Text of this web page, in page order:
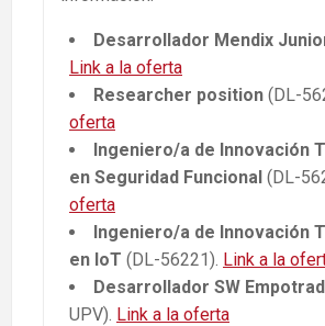
Desarrollador Mendix
Link a la oferta
Researcher position (DL-
oferta
Ingeniero/a de Innovación
en Seguridad Funcional (DL-
oferta
Ingeniero/a de Innovación
en IoT (DL-56221). Link a la
Desarrollador SW
UPV). Link a la oferta